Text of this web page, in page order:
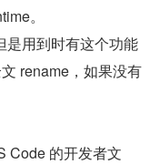
。
是用到时有这个功能
rename，如果没有
Code 的开发者文